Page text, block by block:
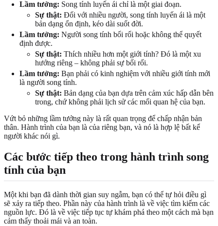
Lầm tưởng: Song tính luyến ái chỉ là một giai đoạn.
Sự thật: Đối với nhiều người, song tính luyến ái là một
bản dạng ổn định, kéo dài suốt đời.
Lầm tưởng: Người song tính bối rối hoặc không thể quyết
định được.
Sự thật: Thích nhiều hơn một giới tính? Đó là một xu
hướng riêng – không phải sự bối rối.
Lầm tưởng: Bạn phải có kinh nghiệm với nhiều giới tính mới
là người song tính.
Sự thật: Bản dạng của bạn dựa trên cảm xúc hấp dẫn bên
trong, chứ không phải lịch sử các mối quan hệ của bạn.
Vứt bỏ những lầm tưởng này là rất quan trọng để chấp nhận bản
thân. Hành trình của bạn là của riêng bạn, và nó là hợp lệ bất kể
người khác nói gì.
Các bước tiếp theo trong hành trình song
tính của bạn
Một khi bạn đã dành thời gian suy ngẫm, bạn có thể tự hỏi điều gì
sẽ xảy ra tiếp theo. Phần này của hành trình là về việc tìm kiếm các
nguồn lực. Đó là về việc tiếp tục tự khám phá theo một cách mà bạn
cảm thấy thoải mái và an toàn.